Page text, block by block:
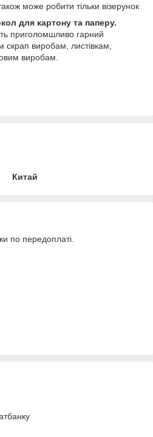
може робити тільки візерунок
для картону та паперу.
приголомшливо гарний
виробам, листівкам,
виробам.
Китай
по передоплаті.